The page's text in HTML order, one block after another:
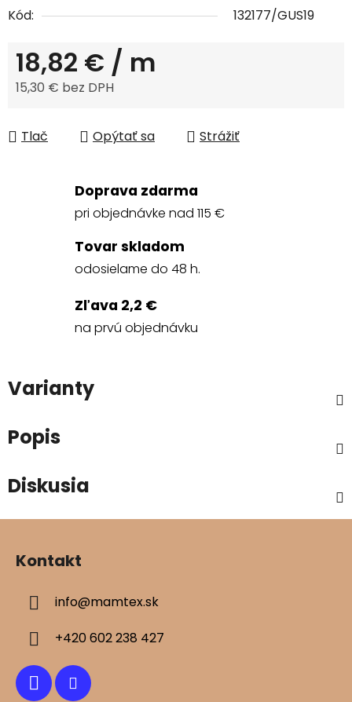
Kód: 132177/GUS19
18,82 € / m
15,30 € bez DPH
Tlač
Opýtať sa Strážiť
Doprava zdarma
pri objednávke nad 115 €
Tovar skladom
odosielame do 48 h.
Zľava 2,2 €
na prvú objednávku
Varianty
Popis
Diskusia
Kontakt
info@mamtex.sk
+420 602 238 427